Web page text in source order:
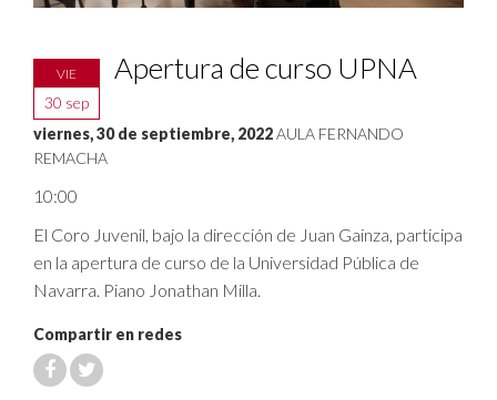
VIE
30 sep
Apertura de curso UPNA
viernes, 30 de septiembre, 2022AULA FERNANDO
REMACHA
10:00
El Coro Juvenil, bajo la dirección de Juan Gainza, participa
en la apertura de curso de la Universidad Pública de
Navarra. Piano Jonathan Milla.
Compartir en redes